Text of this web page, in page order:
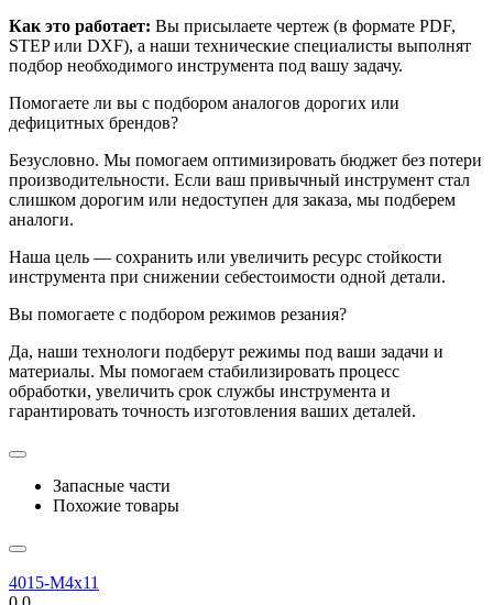
Как это работает: Вы присылаете чертеж (в формате PDF,
STEP или DXF), а наши технические специалисты выполнят
подбор необходимого инструмента под вашу задачу.
Помогаете ли вы с подбором аналогов дорогих или
дефицитных брендов?
Безусловно. Мы помогаем оптимизировать бюджет без потери
производительности. Если ваш привычный инструмент стал
слишком дорогим или недоступен для заказа, мы подберем
аналоги.
Наша цель — сохранить или увеличить ресурс стойкости
инструмента при снижении себестоимости одной детали.
Вы помогаете с подбором режимов резания?
Да, наши технологи подберут режимы под ваши задачи и
материалы. Мы помогаем стабилизировать процесс
обработки, увеличить срок службы инструмента и
гарантировать точность изготовления ваших деталей.
Запасные части
Похожие товары
4015-M4x11